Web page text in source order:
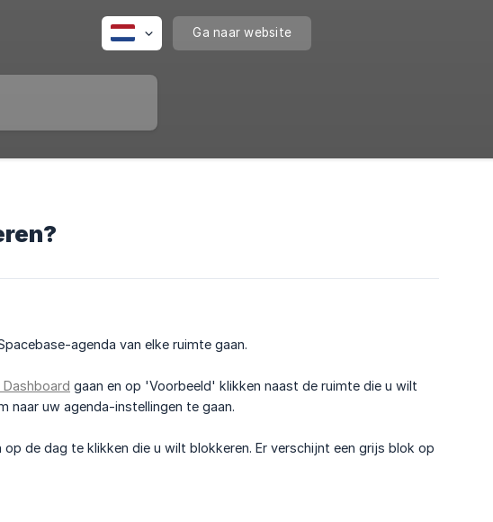
Ga naar website
agenda van elke ruimte gaan.
Dashboard gaan en op 'Voorbeeld' klikken naast de ruimte die u wilt
naar uw agenda-instellingen te gaan.
de dag te klikken die u wilt blokkeren. Er verschijnt een grijs blok op